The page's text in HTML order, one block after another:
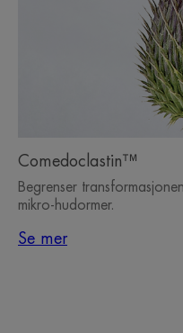
Comedoclastin™
Begrenser
mikro-hudormer.
Se mer